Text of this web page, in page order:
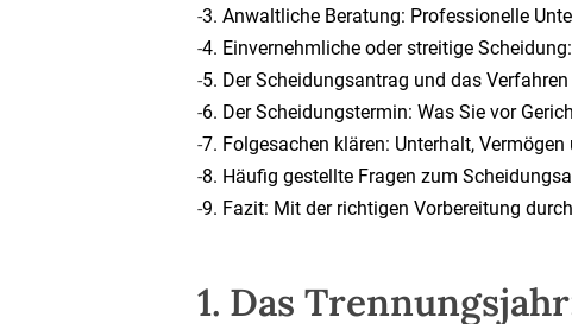
-3. Anwaltliche Beratung: Professionelle
-4. Einvernehmliche oder streitige
-5. Der Scheidungsantrag und das
-6. Der Scheidungstermin: Was Sie vor
-7. Folgesachen klären: Unterhalt, Vermögen
-8. Häufig gestellte Fragen zum
-9. Fazit: Mit der richtigen Vorbereitung
1. Das